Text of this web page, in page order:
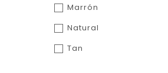
Marrón
Natural
Tan